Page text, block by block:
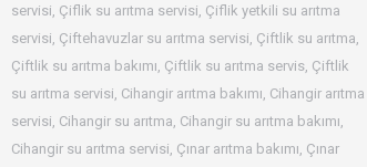
servisi, Çiflik su arıtma servisi, Çiflik yetkili su arıtma
servisi, Çiftehavuzlar su arıtma servisi, Çiftlik su arıtma,
Çiftlik su arıtma bakımı, Çiftlik su arıtma servis, Çiftlik
su arıtma servisi, Cihangir arıtma bakımı, Cihangir arıtma
servisi, Cihangir su arıtma, Cihangir su arıtma bakımı,
Cihangir su arıtma servisi, Çınar arıtma bakımı, Çınar